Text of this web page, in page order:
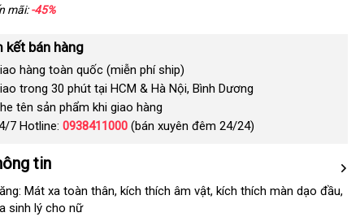
mãi:-45%
kết bán hàng
hàng toàn quốc (miễn phí ship)
trong 30 phút tại HCM & Hà Nội, Bình Dương
tên sản phẩm khi giao hàng
7 Hotline: 0938411000(bán xuyên đêm 24/24)
tin
Mát xa toàn thânsửa
, kích thích âm vậtkiểm
, kích thích màn dạo đầunhập
,
sinh lý cho nữ